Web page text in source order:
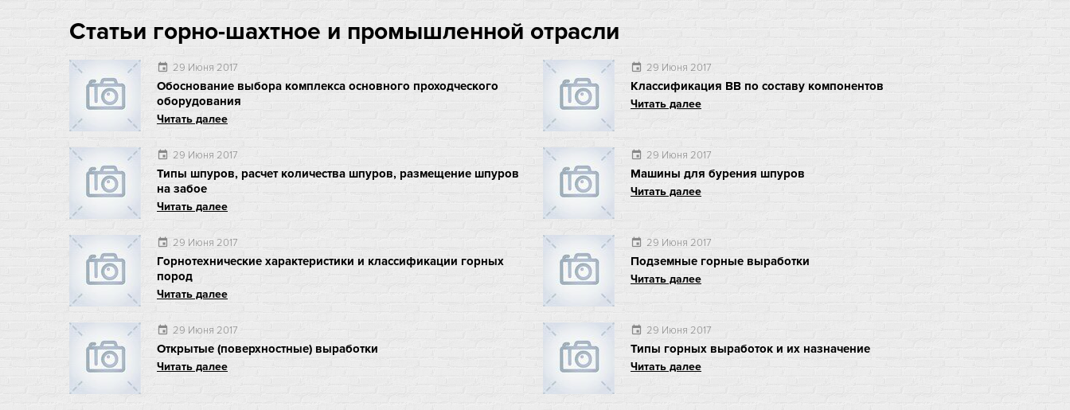
Статьи горно-шахтное и промышленной отрасли
event 29 Июня 2017
Обоснование выбора комплекса основного проходческого
оборудования
Читать далее
event 29 Июня 2017
Классификация ВВ по составу компонентов
Читать далее
event 29 Июня 2017
Типы шпуров, расчет количества шпуров, размещение шпуров
на забое
Читать далее
event 29 Июня 2017
Машины для бурения шпуров
Читать далее
event 29 Июня 2017
Горнотехнические характеристики и классификации горных
пород
Читать далее
event 29 Июня 2017
Подземные горные выработки
Читать далее
event 29 Июня 2017
Открытые (поверхностные) выработки
Читать далее
event 29 Июня 2017
Типы горных выработок и их назначение
Читать далее